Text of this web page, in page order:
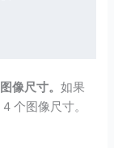
像尺寸。如果
个图像尺寸。